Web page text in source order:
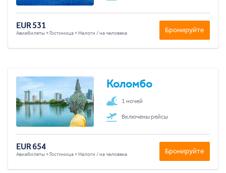
EUR 531
Авиабилеты + Гостиница + Налоги / на человека Бронируйте
Коломбо
1 ночей
Включены рейсы
EUR 654
Авиабилеты + Гостиница + Налоги / на человека Бронируйте